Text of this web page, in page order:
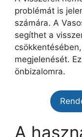
problémát is
számára. A
segíthet a
megjelenését.
önbizalomra.
A